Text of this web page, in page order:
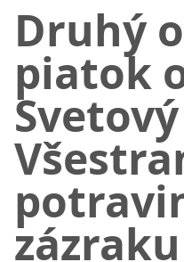
Druhý
piatok
zázraku